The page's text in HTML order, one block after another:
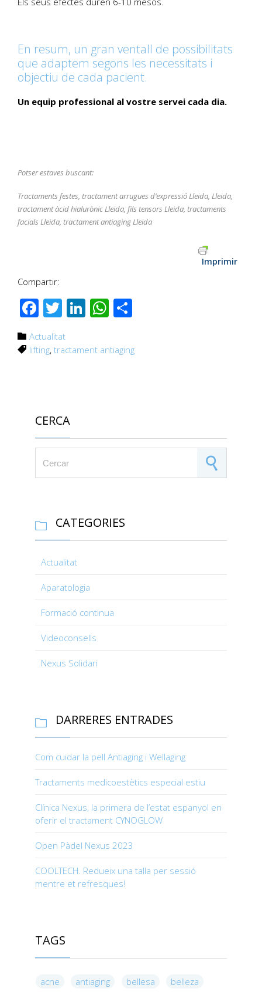
En resum, un gran ventall de possibilitats
que adaptem segons les necessitats i
objectiu de cada pacient.
Un equip professional al vostre servei cada dia.
Potser estaves buscant:
Tractaments festes, tractament arrugues d’expressió Lleida, Lleida,
tractament àcid hialurònic Lleida, fils tensors Lleida, tractaments
facials Lleida, tractament antiaging Lleida
Imprimir
Compartir:
Facebook
Twitter
LinkedIn
WhatsApp
 Category
Actualitat
 Tags
lifting, tractament antiaging
CERCA
 CATEGORIES
Actualitat
Aparatologia
Formació continua
Videoconsells
Nexus Solidari
 DARRERES ENTRADES
Com cuidar la pell Antiaging i Wellaging
Tractaments medicoestètics especial estiu
Clínica Nexus, la primera de l’estat espanyol en
oferir el tractament CYNOGLOW
Open Pàdel Nexus 2023
COOLTECH. Redueix una talla per sessió
mentre et refresques!
TAGS
acne antiaging bellesa belleza